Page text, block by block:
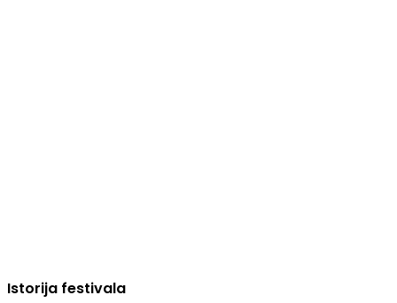
Istorija festivala